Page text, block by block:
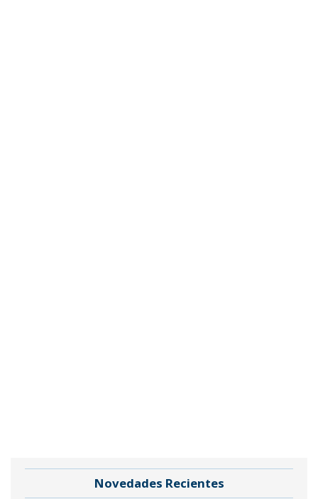
Novedades Recientes